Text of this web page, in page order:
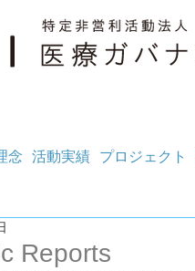
念 活動実績 プロジェクト
Reports